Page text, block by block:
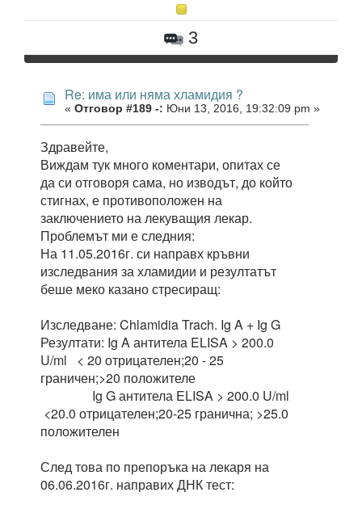
3
Re: има или няма хламидия ?
« Отговор #189 -: Юни 13, 2016, 19:32:09 pm »
Здравейте,
Виждам тук много коментари, опитах се
да си отговоря сама, но изводът, до който
стигнах, е противоположен на
заключението на лекуващия лекар.
Проблемът ми е следния:
На 11.05.2016г. си направх кръвни
изследвания за хламидии и резултатът
беше меко казано стресиращ:
Изследване: Chlamidia Trach. Ig A + Ig G
Резултати: Ig A антитела ELISA > 200.0
U/ml < 20 отрицателен;20 - 25
граничен;>20 положителе
Ig G антитела ELISA > 200.0 U/ml
<20.0 отрицателен;20-25 гранична; >25.0
положителен
След това по препоръка на лекаря на
06.06.2016г. направих ДНК тест: